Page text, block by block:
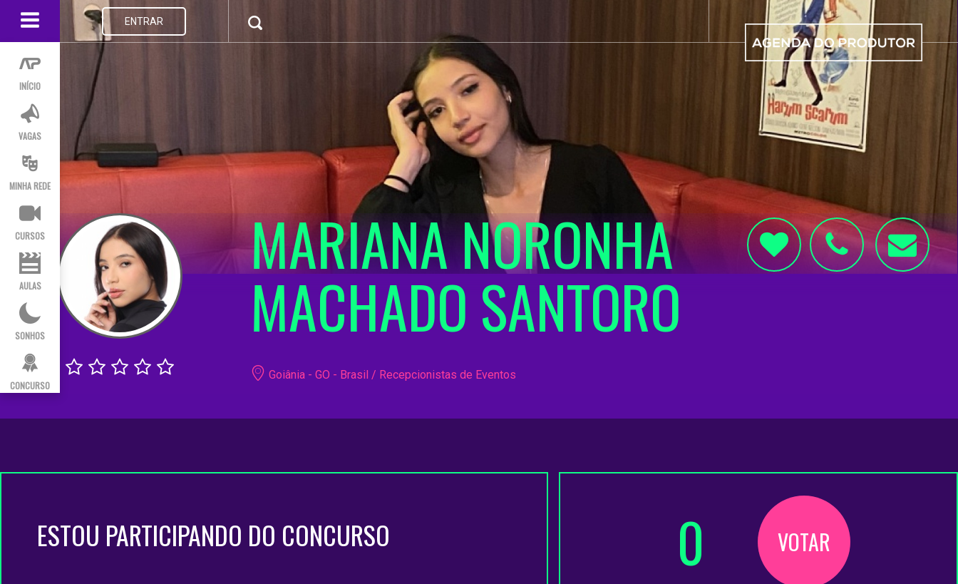
INÍCIO
VAGAS
MINHA REDE
CURSOS
AULAS
SONHOS
CONCURSO
ENTRAR
MARIANA NORONHA
MACHADO SANTORO
Goiânia - GO - Brasil / Recepcionistas de Eventos
ESTOU PARTICIPANDO DO CONCURSO 0 VOTAR